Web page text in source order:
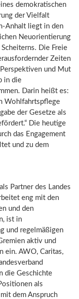
demokratischen
der Vielfalt
Anhalt liegt in den
Neuorientierung
Die Freie
Zeiten
und Mut
in die
Darin heißt es:
Wohlfahrtspflege
der Gesetze als
Die heutige
das Engagement
und zu dem
Partner des Landes
eng mit den
und den
ist in
und regelmäßigen
aktiv und
ein. AWO, Caritas,
die Geschichte
als
dem Anspruch